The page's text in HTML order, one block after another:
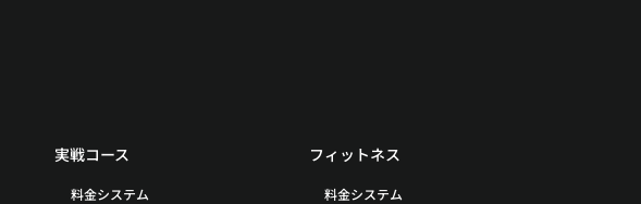
実戦コース
料金システム
フィットネス
料金システム